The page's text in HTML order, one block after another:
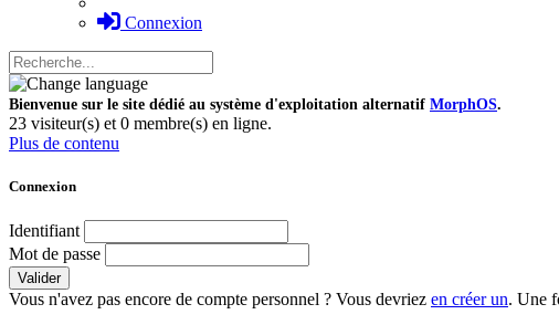
Connexion
Bienvenue sur le site dédié au système d'exploitation alternatif MorphOS.
23 visiteur(s) et 0 membre(s) en ligne.
Plus de contenu
Connexion
Identifiant
Mot de passe
Valider
Vous n'avez pas encore de compte personnel ? Vous devriez en créer un. Une